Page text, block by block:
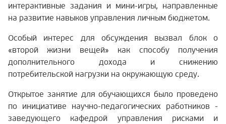
интерактивные задания и мини-игры, направленные
на развитие навыков управления личным бюджетом.
Особый интерес для обсуждения вызвал блок о
«второй жизни вещей» как способу получения
дополнительного дохода и снижению
потребительской нагрузки на окружающую среду.
Открытое занятие для обучающихся было проведено
по инициативе научно-педагогических работников -
заведующего кафедрой управления рисками и